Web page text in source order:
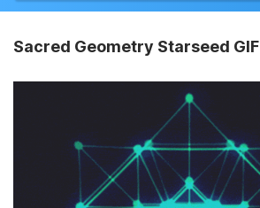
Sacred Geometry Starseed GIF